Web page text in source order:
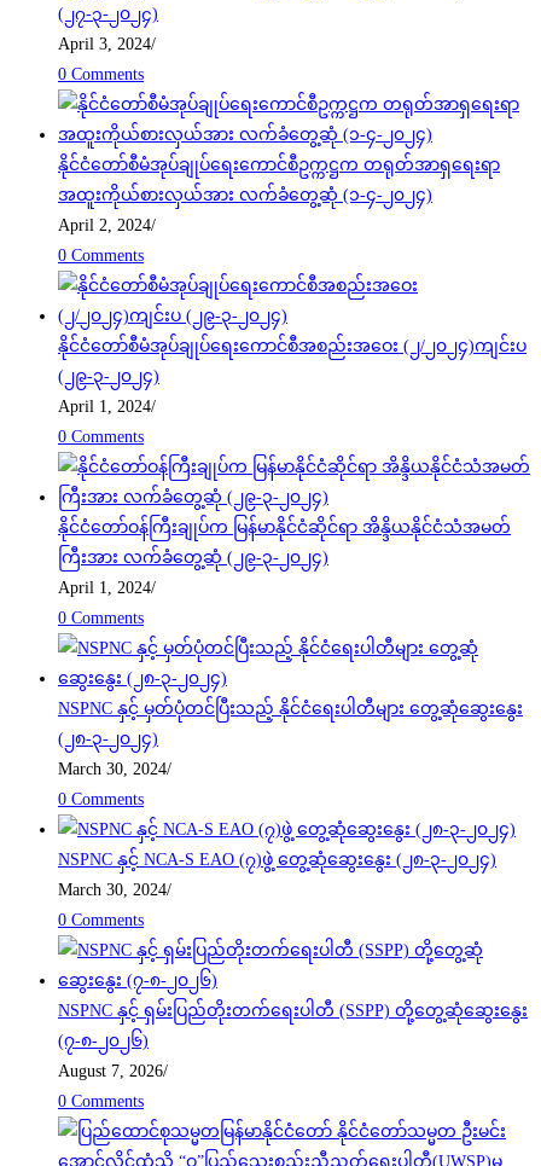
(၂၇-၃-၂၀၂၄)
April 3, 2024/
0 Comments
နိုင်ငံတော်စီမံအုပ်ချုပ်ရေးကောင်စီဥက္ကဋ္ဌက တရုတ်အာရှရေးရာ
အထူးကိုယ်စားလှယ်အား လက်ခံတွေ့ဆုံ (၁-၄-၂၀၂၄)
April 2, 2024/
0 Comments
နိုင်ငံတော်စီမံအုပ်ချုပ်ရေးကောင်စီအစည်းအဝေး (၂/၂၀၂၄)ကျင်းပ
(၂၉-၃-၂၀၂၄)
April 1, 2024/
0 Comments
နိုင်ငံတော်ဝန်ကြီးချုပ်က မြန်မာနိုင်ငံဆိုင်ရာ အိန္ဒိယနိုင်ငံသံအမတ်
ကြီးအား လက်ခံတွေ့ဆုံ (၂၉-၃-၂၀၂၄)
April 1, 2024/
0 Comments
NSPNC နှင့် မှတ်ပုံတင်ပြီးသည့် နိုင်ငံရေးပါတီများ တွေ့ဆုံဆွေးနွေး
(၂၈-၃-၂၀၂၄)
March 30, 2024/
0 Comments
NSPNC နှင့် NCA-S EAO (၇)ဖွဲ့ တွေ့ဆုံဆွေးနွေး (၂၈-၃-၂၀၂၄)
March 30, 2024/
0 Comments
NSPNC နှင့် ရှမ်းပြည်တိုးတက်ရေးပါတီ (SSPP) တို့တွေ့ဆုံဆွေးနွေး
(၇-၈-၂၀၂၆)
August 7, 2026/
0 Comments